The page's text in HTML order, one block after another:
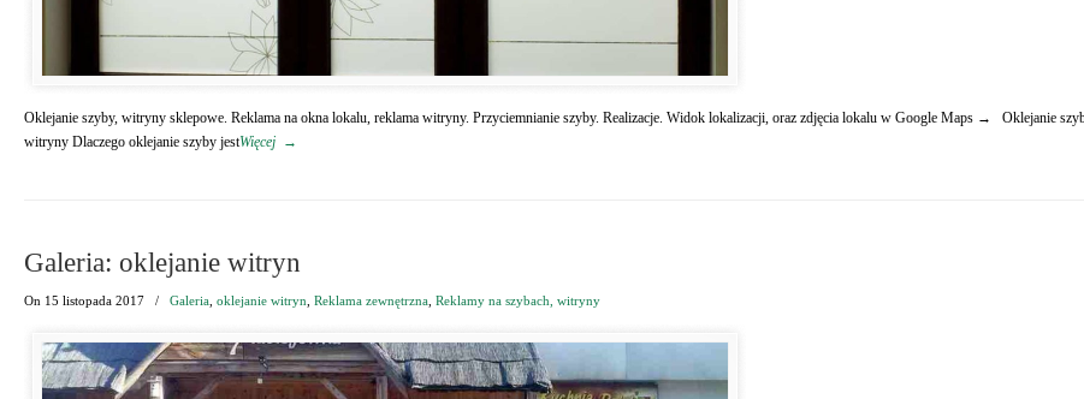
Oklejanie szyby, witryny sklepowe. Reklama na okna lokalu, reklama witryny. Przyciemnianie szyby. Realizacje. Widok lokalizacji, oraz zdjęcia lokalu w Google Maps → Oklejanie
witryny Dlaczego oklejanie szyby jestWięcej →
Galeria: oklejanie witryn
On 15 listopada 2017 / Galeria oklejanie witryn Reklama zewnętrzna Reklamy na szybach, witryny